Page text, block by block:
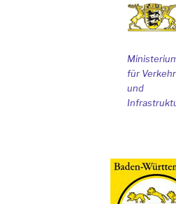
für Verkehr
und